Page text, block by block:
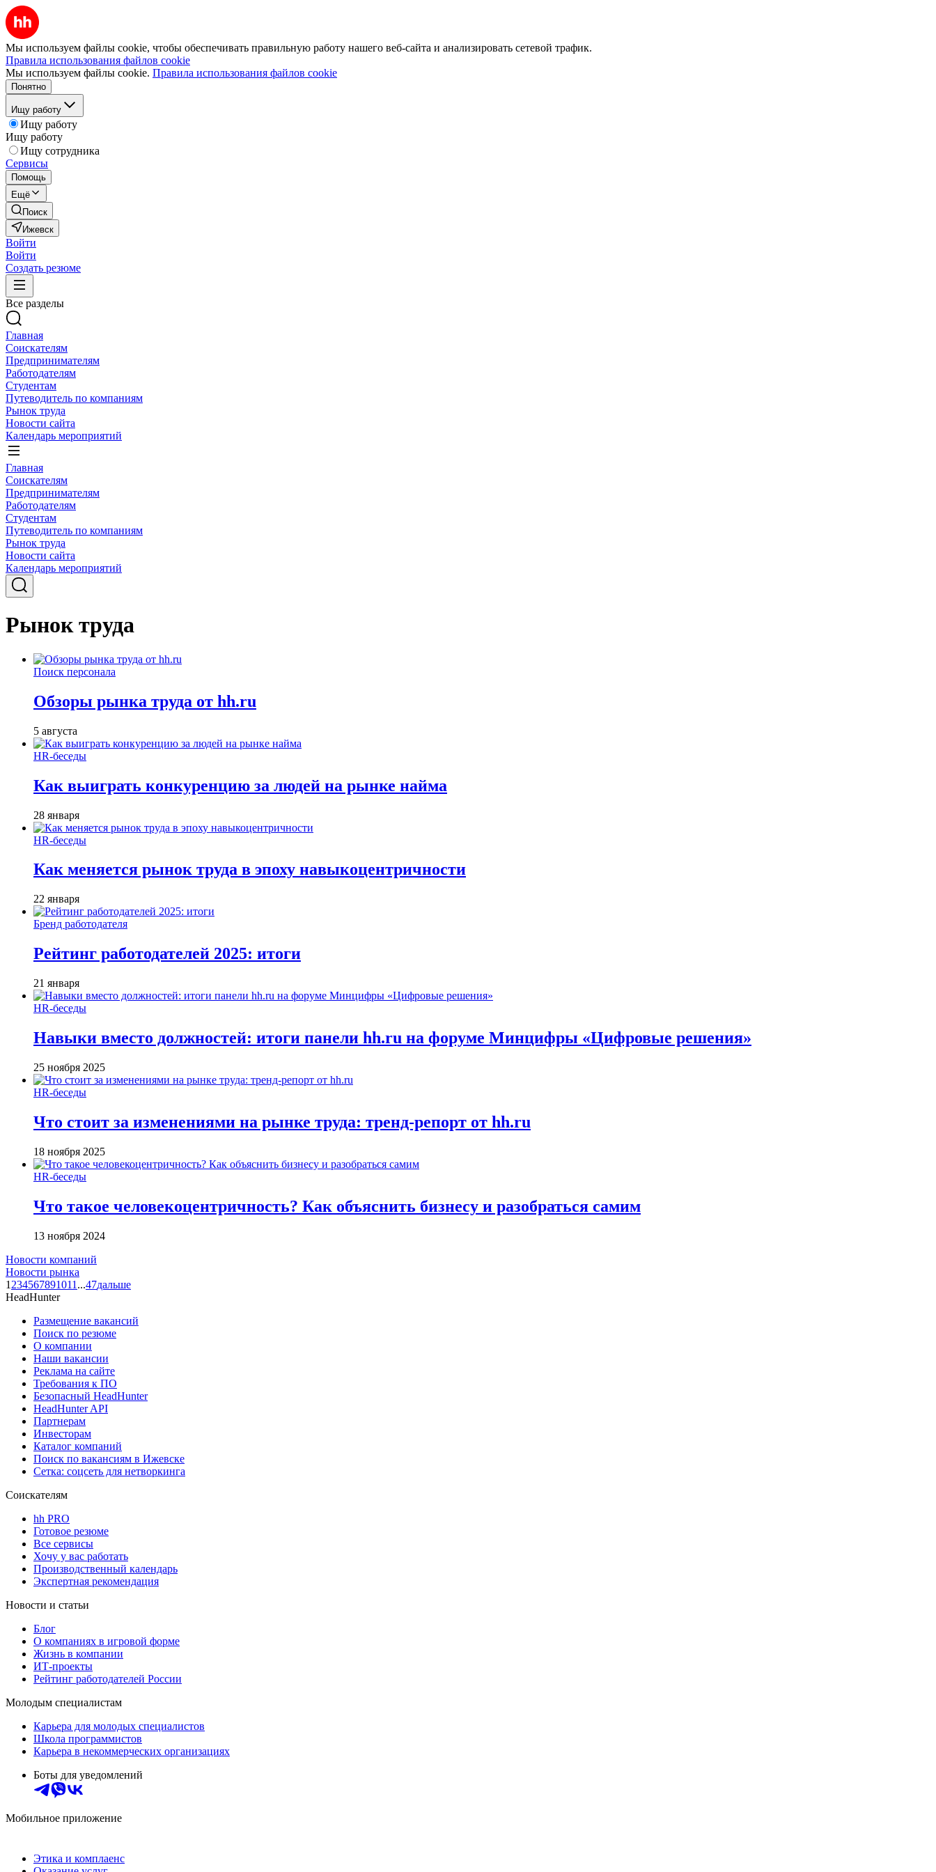
Мы используем файлы cookie, чтобы обеспечивать правильную работу нашего веб-сайта и анализировать сетевой трафик.
Правила использования файлов cookie
Мы используем файлы cookie. Правила использования файлов cookie
Понятно
Ищу работу
Ищу работу
Ищу работу
Ищу сотрудника
Сервисы
Помощь
Ещё
Поиск
Ижевск
Войти
Войти
Создать резюме
Все разделы
Главная
Соискателям
Предпринимателям
Работодателям
Студентам
Путеводитель по компаниям
Рынок труда
Новости сайта
Календарь мероприятий
Главная
Соискателям
Предпринимателям
Работодателям
Студентам
Путеводитель по компаниям
Рынок труда
Новости сайта
Календарь мероприятий
Рынок труда
Поиск персонала
Обзоры рынка труда от hh.ru
5 августа
HR-беседы
Как выиграть конкуренцию за людей на рынке найма
28 января
HR-беседы
Как меняется рынок труда в эпоху навыкоцентричности
22 января
Бренд работодателя
Рейтинг работодателей 2025: итоги
21 января
HR-беседы
Навыки вместо должностей: итоги панели hh.ru на форуме Минцифры «Цифровые решения»
25 ноября 2025
HR-беседы
Что стоит за изменениями на рынке труда: тренд-репорт от hh.ru
18 ноября 2025
HR-беседы
Что такое человеко­центричность? Как объяснить бизнесу и разобраться самим
13 ноября 2024
Новости компаний
Новости рынка
1 234567891011 ...47дальше
HeadHunter
Размещение вакансий
Поиск по резюме
О компании
Наши вакансии
Реклама на сайте
Требования к ПО
Безопасный HeadHunter
HeadHunter API
Партнерам
Инвесторам
Каталог компаний
Поиск по вакансиям в Ижевске
Сетка: соцсеть для нетворкинга
Соискателям
hh PRO
Готовое резюме
Все сервисы
Хочу у вас работать
Производственный календарь
Экспертная рекомендация
Новости и статьи
Блог
О компаниях в игровой форме
Жизнь в компании
ИТ-проекты
Рейтинг работодателей России
Молодым специалистам
Карьера для молодых специалистов
Школа программистов
Карьера в некоммерческих организациях
Боты для уведомлений
Мобильное приложение
Этика и комплаенс